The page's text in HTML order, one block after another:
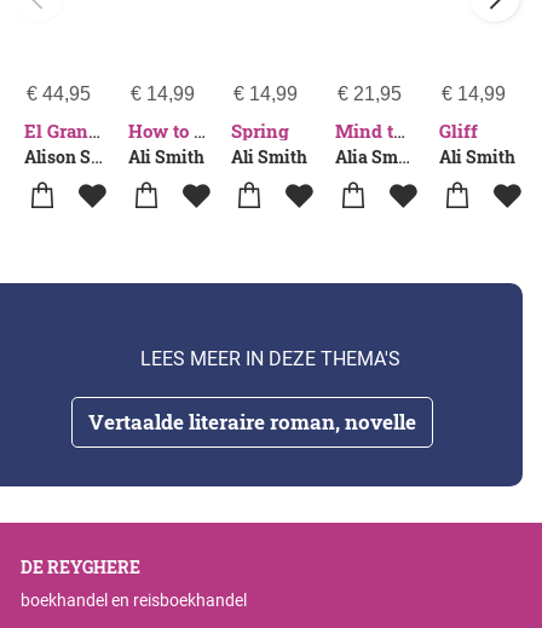
€44,95
El Gran Libro de la Costura. Nueva Edición (the Sewing Book 3rd Edition)
Alison Smith
€14,99
How to be Both
Ali Smith
€ 14,99
Spring
Ali Smith
€ 21,95
Mind the App
Alia Smith
€14,99
Gliff
Ali Smith
Vertaalde literaire roman, novelle
LEES MEER IN DEZE THEMA'S
DE REYGHERE
boekhandel en reisboekhandel